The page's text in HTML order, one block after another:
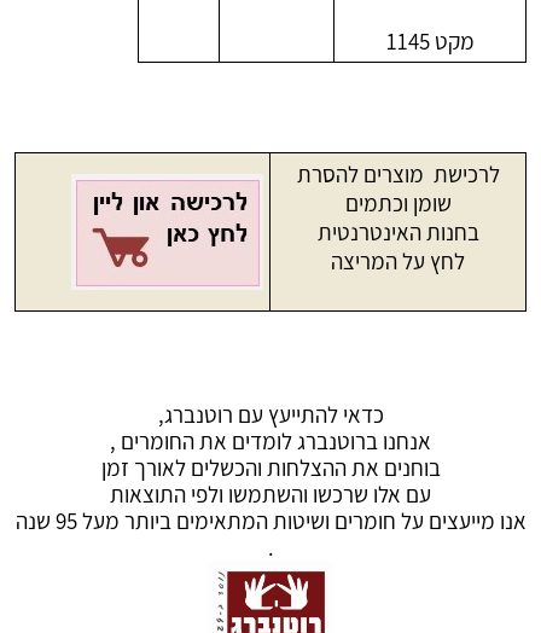
מקט 1145
לרכישת מוצרים להסרת
שומן וכתמים
בחנות האינטרנטית
לחץ על המריצה
כדאי להתייעץ עם רוטנברג,
אנחנו ברוטנברג לומדים את החומרים ,
בוחנים את ההצלחות והכשלים לאורך זמן
עם אלו שרכשו והשתמשו ולפי התוצאות
אנו מייעצים על חומרים ושיטות המתאימים ביותר מעל 95 שנה
.